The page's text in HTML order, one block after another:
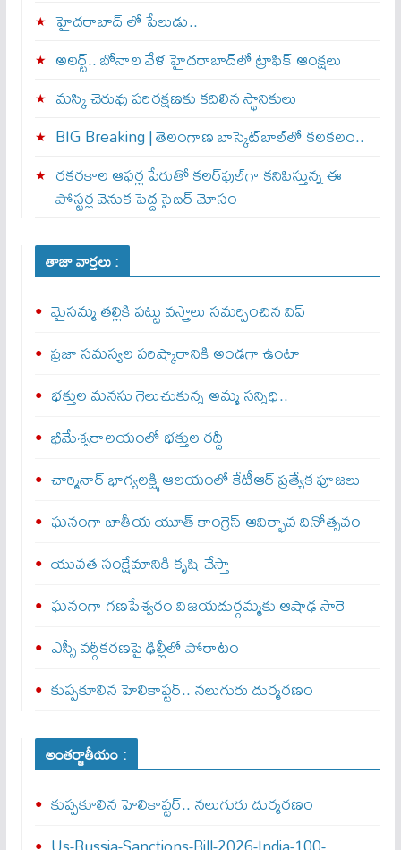
హైదరాబాద్ లో పేలుడు..
అలర్ట్‌.. బోనాల వేళ హైదరాబాద్‌లో ట్రాఫిక్‌ ఆంక్షలు
మస్కి చెరువు పరిరక్షణకు కదిలిన స్థానికులు
BIG Breaking | తెలంగాణ బాస్కెట్‌బాల్‌లో కలకలం..
రకరకాల ఆఫర్ల పేరుతో కలర్‌ఫుల్‌గా కనిపిస్తున్న ఈ
పోస్టర్ల వెనుక పెద్ద సైబర్ మోసం
తాజా వార్తలు :
మైసమ్మ తల్లికి పట్టు వస్త్రాలు సమర్పించిన విప్‌
ప్రజా సమస్యల పరిష్కారానికి అండగా ఉంటా
భక్తుల మనసు గెలుచుకున్న అమ్మ సన్నిధి..
భీమేశ్వరాలయంలో భక్తుల రద్దీ
చార్మినార్‌ భాగ్యలక్ష్మి ఆలయంలో కేటీఆర్ ప్రత్యేక పూజలు
ఘనంగా జాతీయ యూత్‌ కాంగ్రెస్‌ ఆవిర్భావ దినోత్సవం
యువత సంక్షేమానికి కృషి చేస్తా
ఘనంగా గణపేశ్వరం విజయదుర్గమ్మకు ఆషాఢ సారె
ఎస్సీ వర్గీకరణపై ఢిల్లీలో పోరాటం
కుప్పకూలిన హెలికాప్టర్‌.. నలుగురు దుర్మరణం
అంతర్జాతీయం :
కుప్పకూలిన హెలికాప్టర్‌.. నలుగురు దుర్మరణం